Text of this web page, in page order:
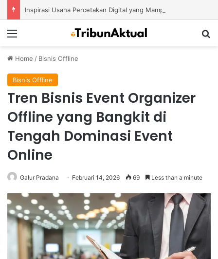
Home / Bisnis Offline
Bisnis Offline
Tren Bisnis Event Organizer
Offline yang Bangkit di
Tengah Dominasi Event
Online
Galur Pradana Februari 14, 2026 69 Less than a minute